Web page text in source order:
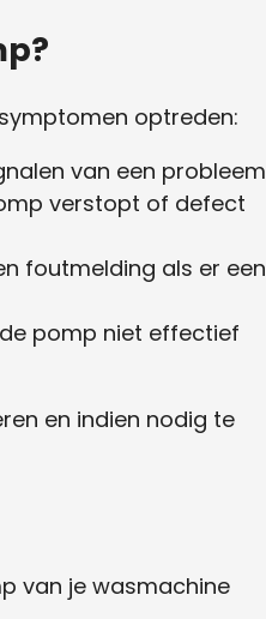
optreden:
van een probleem
verstopt of defect
foutmelding als er een
pomp niet effectief
en indien nodig te
van je wasmachine